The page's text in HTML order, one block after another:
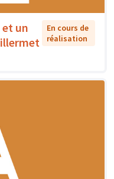
et un
En cours de
réalisation